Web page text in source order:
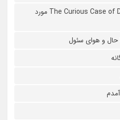
دانلود فیلم The Curious Case of Dolphin Bay 2022 مورد